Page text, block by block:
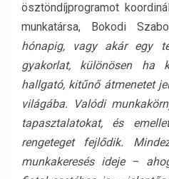
ösztöndíjprogramot
munkatársa, Bokodi
hónapig, vagy akár egy
gyakorlat, különösen ha
hallgató, kitűnő átmenetet
világába. Valódi
tapasztalatokat, és
rengeteget fejlődik.
munkakeresés ideje –